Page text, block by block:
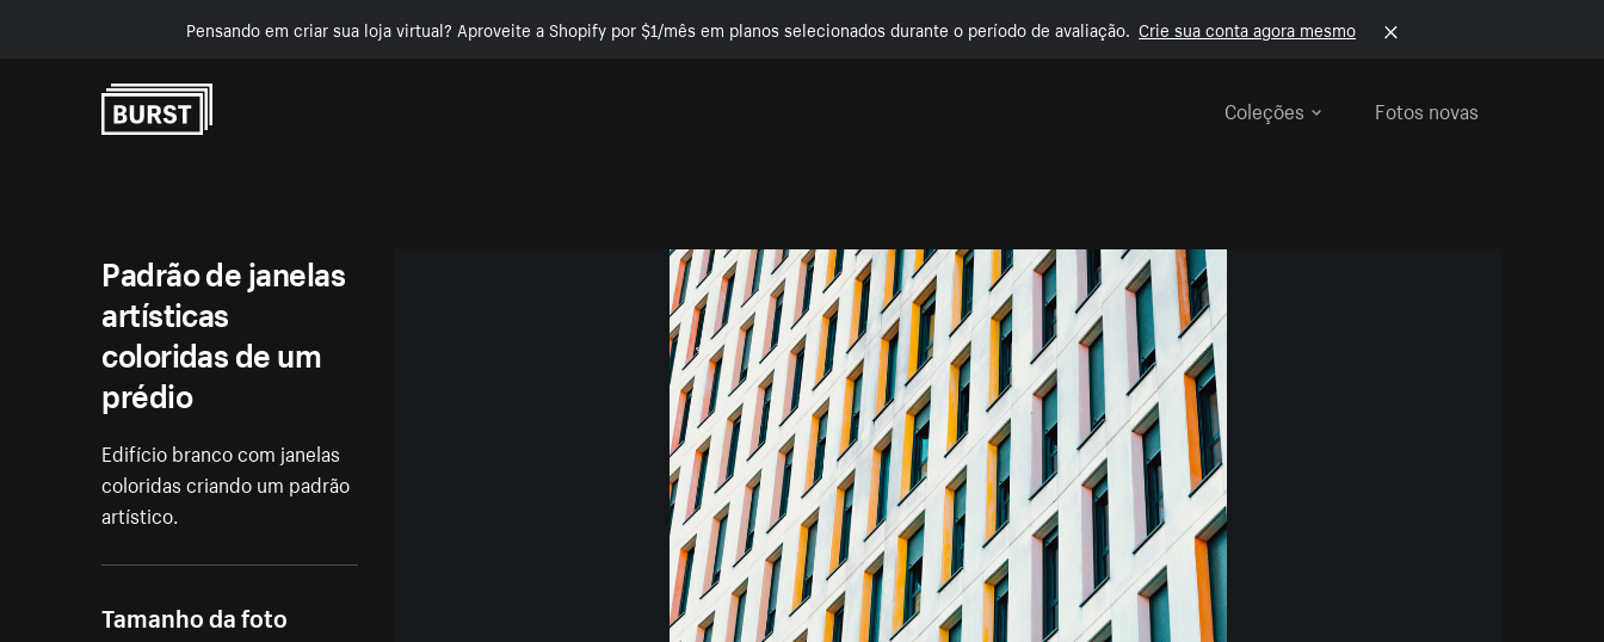
Pensando em criar sua loja virtual? Aproveite a Shopify por $1/mês em planos selecionados durante o período de avaliação. Crie sua conta agora mesmo
Coleções
Fotos novas
Padrão de janelas
artísticas
coloridas de um
prédio
Edifício branco com janelas
coloridas criando um padrão
artístico.
Tamanho da foto